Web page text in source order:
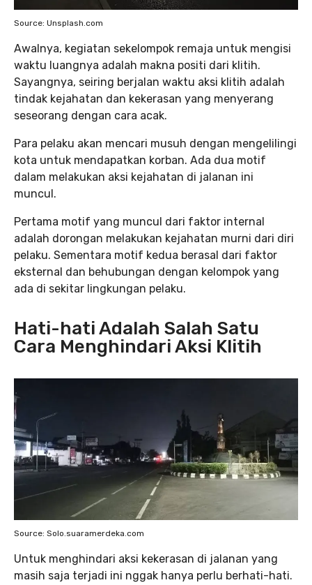
Source: Unsplash.com
Awalnya, kegiatan sekelompok remaja untuk mengisi
waktu luangnya adalah makna positi dari klitih.
Sayangnya, seiring berjalan waktu aksi klitih adalah
tindak kejahatan dan kekerasan yang menyerang
seseorang dengan cara acak.
Para pelaku akan mencari musuh dengan mengelilingi
kota untuk mendapatkan korban. Ada dua motif
dalam melakukan aksi kejahatan di jalanan ini
muncul.
Pertama motif yang muncul dari faktor internal
adalah dorongan melakukan kejahatan murni dari diri
pelaku. Sementara motif kedua berasal dari faktor
eksternal dan behubungan dengan kelompok yang
ada di sekitar lingkungan pelaku.
Hati-hati Adalah Salah Satu
Cara Menghindari Aksi Klitih
Source: Solo.suaramerdeka.com
Untuk menghindari aksi kekerasan di jalanan yang
masih saja terjadi ini nggak hanya perlu berhati-hati.